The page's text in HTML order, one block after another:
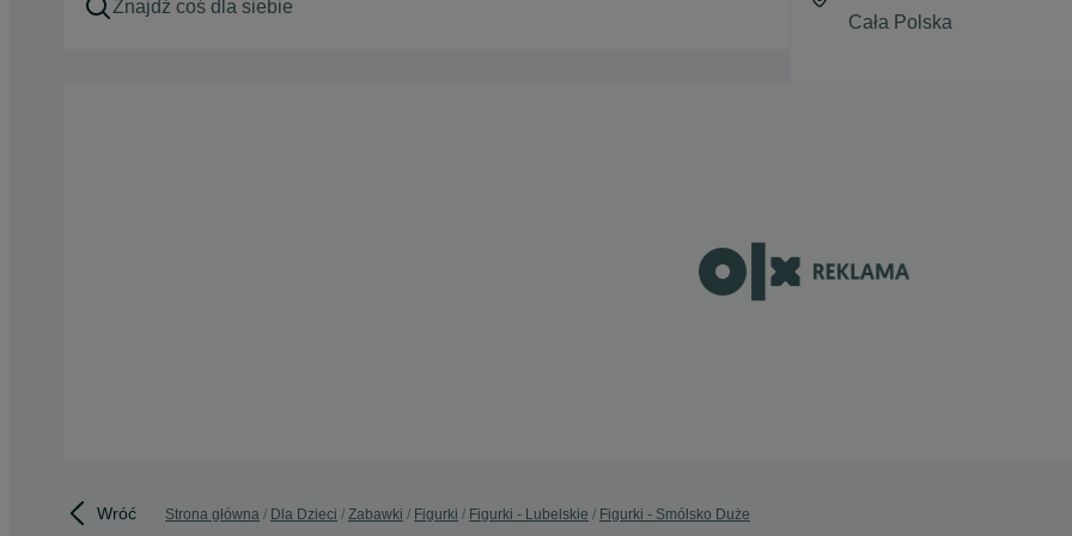
Wróć Strona główna Dla Dzieci Zabawki Figurki Figurki - Lubelskie Figurki - Smólsko Duże